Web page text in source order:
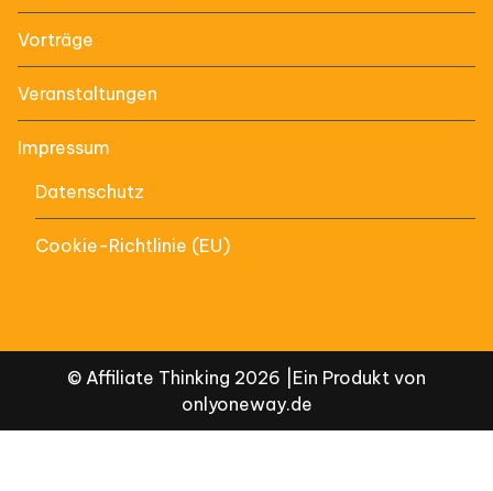
Vorträge
Veranstaltungen
Impressum
Datenschutz
Cookie-Richtlinie (EU)
© Affiliate Thinking 2026 |Ein Produkt von
onlyoneway.de